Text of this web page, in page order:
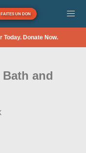
FAITES UN DON
Today. Donate Now.
and